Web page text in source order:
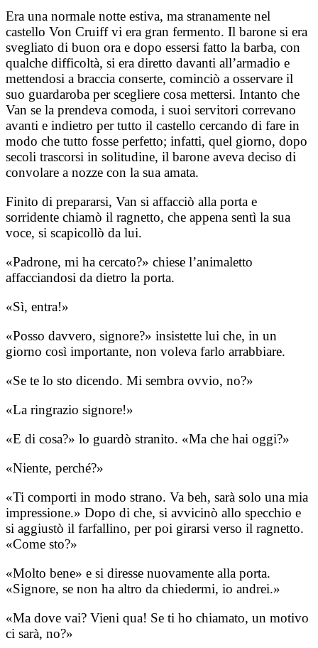
Era una normale notte estiva, ma stranamente nel
castello Von Cruiff vi era gran fermento. Il barone si era
svegliato di buon ora e dopo essersi fatto la barba, con
qualche difficoltà, si era diretto davanti all’armadio e
mettendosi a braccia conserte, cominciò a osservare il
suo guardaroba per scegliere cosa mettersi. Intanto che
Van se la prendeva comoda, i suoi servitori correvano
avanti e indietro per tutto il castello cercando di fare in
modo che tutto fosse perfetto; infatti, quel giorno, dopo
secoli trascorsi in solitudine, il barone aveva deciso di
convolare a nozze con la sua amata.
Finito di prepararsi, Van si affacciò alla porta e
sorridente chiamò il ragnetto, che appena sentì la sua
voce, si scapicollò da lui.
«Padrone, mi ha cercato?» chiese l’animaletto
affacciandosi da dietro la porta.
«Sì, entra!»
«Posso davvero, signore?» insistette lui che, in un
giorno così importante, non voleva farlo arrabbiare.
«Se te lo sto dicendo. Mi sembra ovvio, no?»
«La ringrazio signore!»
«E di cosa?» lo guardò stranito. «Ma che hai oggi?»
«Niente, perché?»
«Ti comporti in modo strano. Va beh, sarà solo una mia
impressione.» Dopo di che, si avvicinò allo specchio e
si aggiustò il farfallino, per poi girarsi verso il ragnetto.
«Come sto?»
«Molto bene» e si diresse nuovamente alla porta.
«Signore, se non ha altro da chiedermi, io andrei.»
«Ma dove vai? Vieni qua! Se ti ho chiamato, un motivo
ci sarà, no?»